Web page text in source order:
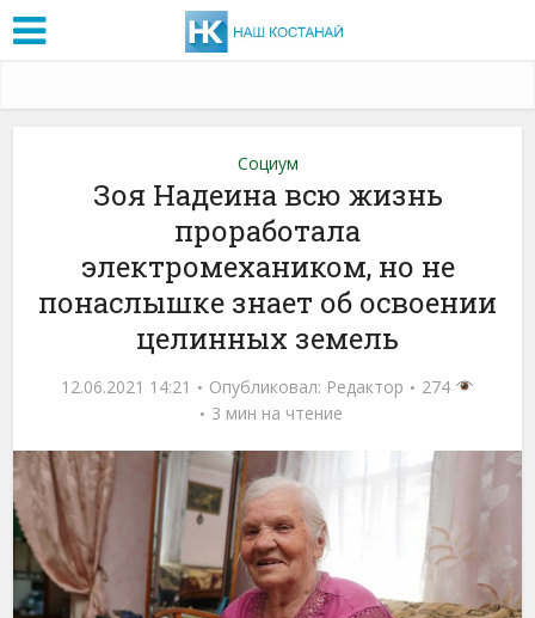
Социум
Зоя Надеина всю жизнь
проработала
электромехаником, но не
понаслышке знает об освоении
целинных земель
12.06.2021 14:21 Опубликовал: Редактор
274
3 мин на чтение